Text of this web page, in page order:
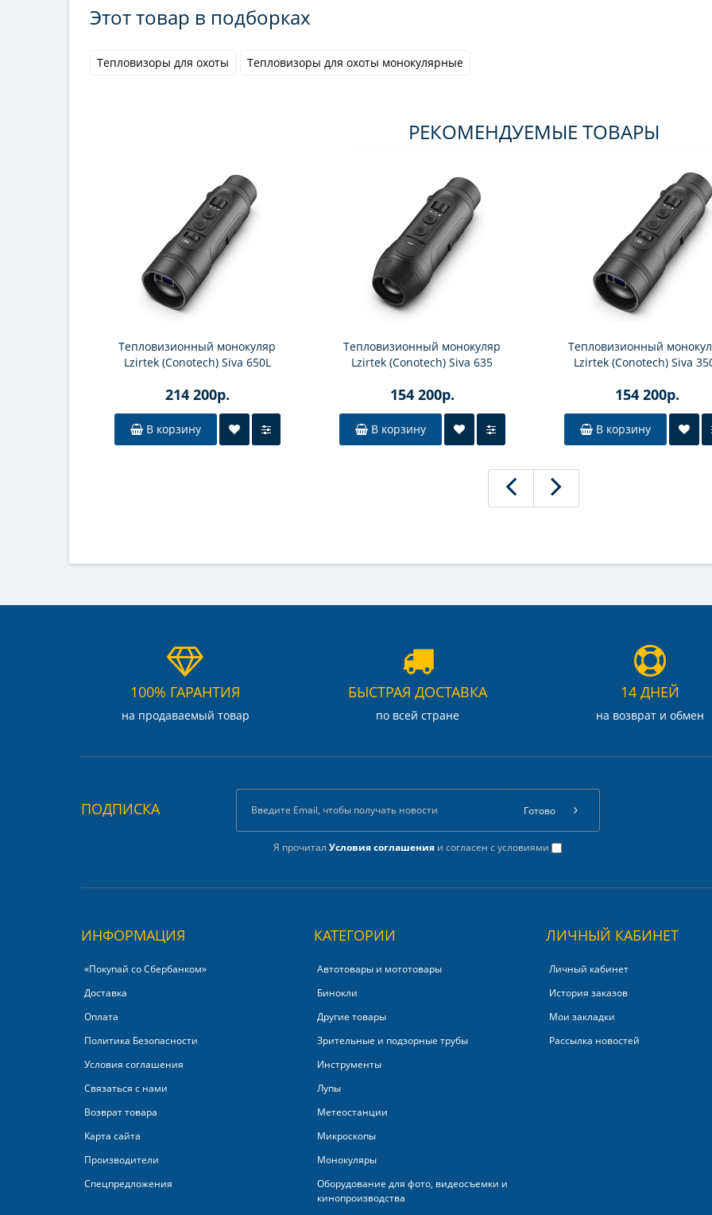
Этот товар в подборках
Тепловизоры для охоты Тепловизоры для охоты монокулярные
РЕКОМЕНДУЕМЫЕ ТОВАРЫ
Тепловизионный монокуляр
Lzirtek (Conotech) Siva 650L
214 200р.
В корзину
Тепловизионный монокуляр
Lzirtek (Conotech) Siva 635
154 200р.
В корзину
Тепловизионный
Lzirtek (Conotech) Siva
154 200р.
В корзину
100% ГАРАНТИЯ
на продаваемый товар
БЫСТРАЯ ДОСТАВКА
по всей стране
14 ДНЕЙ
на возврат и обмен
ПОДПИСКА
Я прочиталУсловия соглашения и согласен с условиями
Готово
ИНФОРМАЦИЯ
«Покупай со Сбербанком»‎
Доставка
Оплата
Политика Безопасности
Условия соглашения
Связаться с нами
Возврат товара
Карта сайта
Производители
Спецпредложения
КАТЕГОРИИ
Автотовары и мототовары
Бинокли
Другие товары
Зрительные и подзорные трубы
Инструменты
Лупы
Метеостанции
Микроскопы
Монокуляры
Оборудование для фото, видеосъемки и
кинопроизводства
ЛИЧНЫЙ КАБИНЕТ
Личный кабинет
История заказов
Мои закладки
Рассылка новостей